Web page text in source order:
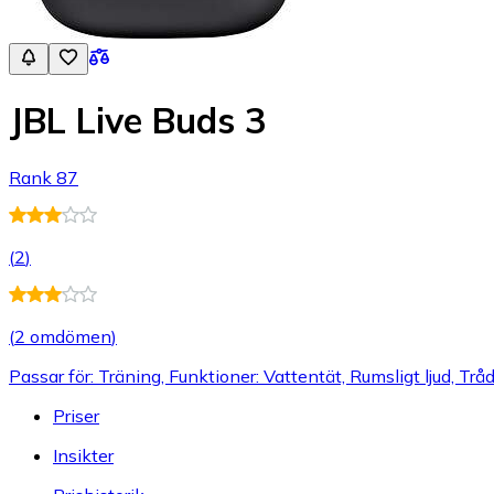
JBL Live Buds 3
Rank 87
(2)
(2 omdömen)
Passar för: Träning, Funktioner: Vattentät, Rumsligt ljud,
Priser
Insikter